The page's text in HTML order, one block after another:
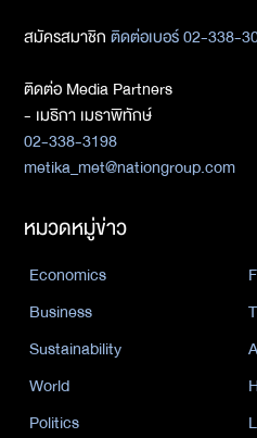
สมัครสมาชิกติดต่อเบอร์ 02-338-
ติดต่อ Media Partners
- เมธิกา เมธาพิทักษ์
02-338-3198
metika_met@nationgroup.com
หมวดหมู่ข่าว
Economics
Business
Sustainability
World
Politics